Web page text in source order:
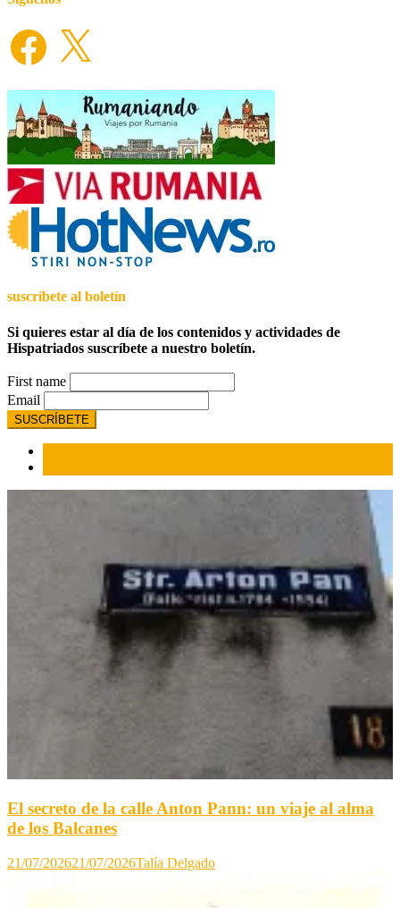
FacebookX
suscríbete al boletín
Si quieres estar al día de los contenidos y actividades de
Hispatriados suscríbete a nuestro boletín.
First name
Email
El secreto de la calle Anton Pann: un viaje al alma
de los Balcanes
21/07/202621/07/2026Talía Delgado